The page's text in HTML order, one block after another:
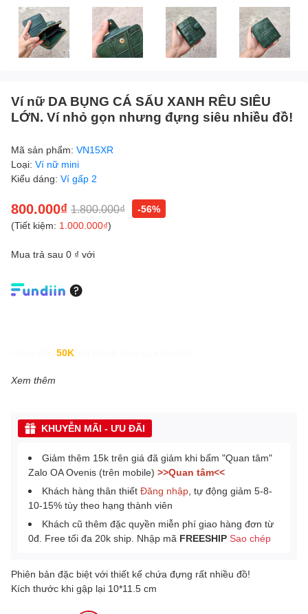
Ví nữ DA BỤNG CÁ SẤU XANH RÊU SIÊU
LỚN. Ví nhỏ gọn nhưng đựng siêu nhiều đồ!
Mã sản phẩm: VN15XR
Loại: Ví nữ mini
Kiểu dáng: Ví gấp 2
800.000₫ 1.800.000₫
-56%
(Tiết kiệm: 1.000.000₫)
Mua trả sau 0 ₫ với
50K
Xem thêm
KHUYỄN MÃI - ƯU ĐÃI
Giảm thêm 15k trên giá đã giảm khi bấm "Quan tâm"
Zalo OA Ovenis (trên mobile) >>Quan tâm<<
Khách hàng thân thiết Đăng nhập , tự động giảm 5-8-
10-15% tùy theo hạng thành viên
Khách cũ thêm đặc quyền miễn phí giao hàng đơn từ
0đ. Free tối đa 20k ship. Nhập mã FREESHIP Sao chép
Phiên bản đặc biệt với thiết kế chứa đựng rất nhiều đồ!
Kích thước khi gập lại 10*11.5 cm